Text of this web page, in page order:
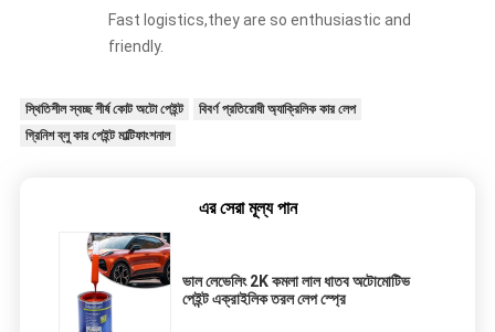
Fast logistics,they are so enthusiastic and
friendly.
স্থিতিশীল স্বচ্ছ শীর্ষ কোট অটো পেইন্ট
বিবর্ণ প্রতিরোধী অ্যাক্রিলিক কার লেপ
গ্রিনিশ ব্লু কার পেইন্ট মাল্টিফাংশনাল
এর সেরা মূল্য পান
ভাল লেভেলিং 2K কমলা লাল ধাতব অটোমোটিভ
পেইন্ট এক্রাইলিক তরল লেপ স্প্রে